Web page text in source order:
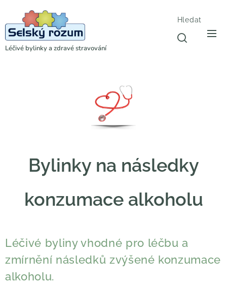
Léčivé bylinky a zdravé stravování
Hledat
Bylinky na následky
konzumace alkoholu
Léčivé byliny vhodné pro léčbu a
zmírnění následků zvýšené konzumace
alkoholu.